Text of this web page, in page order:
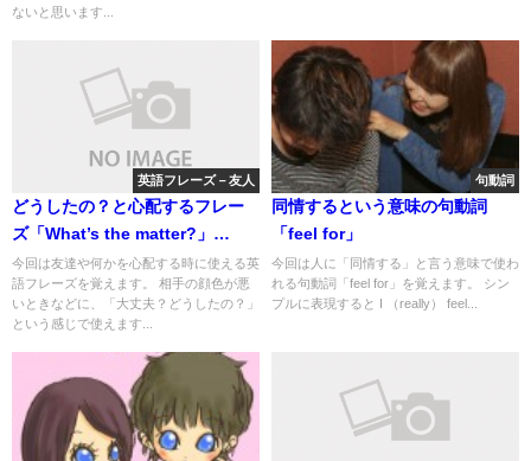
ないと思います...
英語フレーズ－友人
どうしたの？と心配するフレー
ズ「What’s the matter?」
「What’s wrong ?」
今回は友達や何かを心配する時に使える英
語フレーズを覚えます。 相手の顔色が悪
いときなどに、「大丈夫？どうしたの？」
という感じで使えます...
句動詞
同情するという意味の句動詞
「feel for」
今回は人に「同情する」と言う意味で使わ
れる句動詞「feel for」を覚えます。 シン
プルに表現すると I （really） feel...